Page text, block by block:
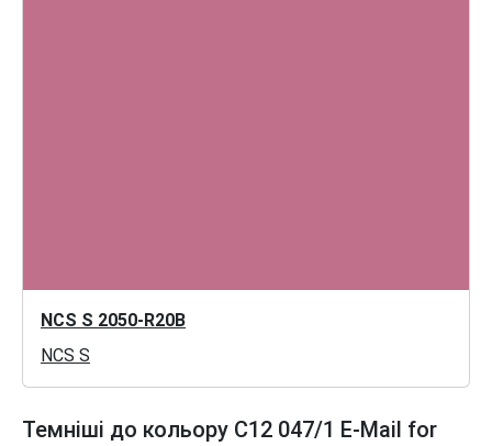
NCS S 2050-R20B
NCS S
Темніші до кольору C12 047/1 E-Mail for